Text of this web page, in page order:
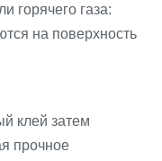
горячего газа:
на поверхность
клей затем
прочное